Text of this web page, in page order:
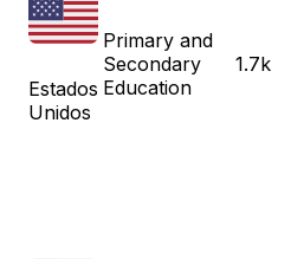
Estados
Unidos
Primary and
Secondary
Education
1.7k